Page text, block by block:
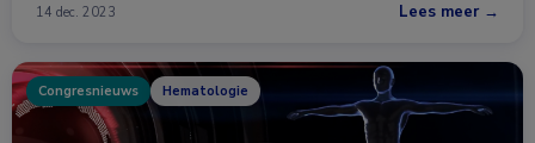
14 dec. 2023 Lees meer →
Congresnieuws Hematologie